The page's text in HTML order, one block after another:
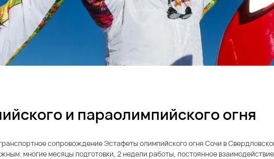
и параолимпийского огня
сопровождение Эстафеты олимпийского огня Сочи в
многие месяцы подготовки, 2 недели работы, постоянное